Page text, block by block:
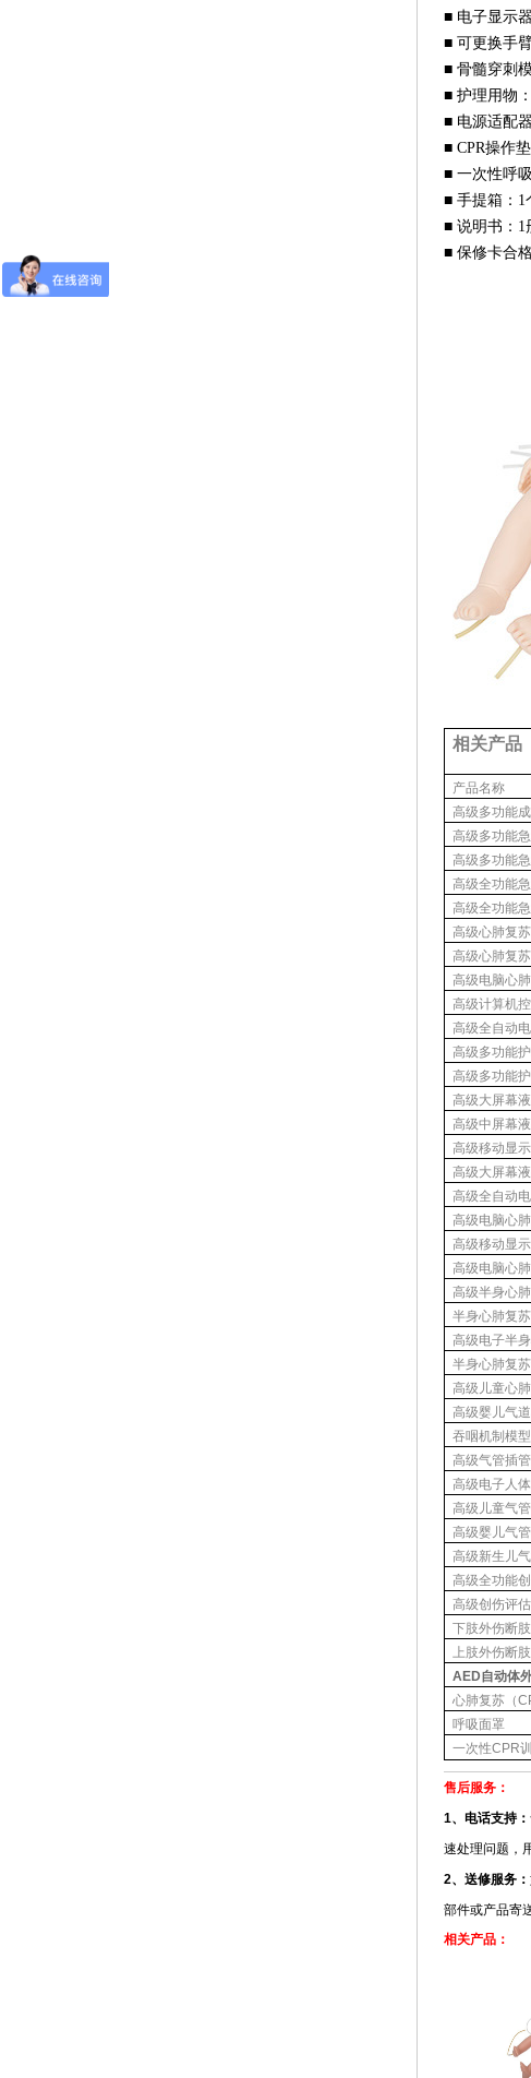
■ 电子显示
■ 可更换手
■ 骨髓穿刺
■ 护理用物
■ 电源适配
■ CPR操作
■ 一次性呼
■ 手提箱：1
■ 说明书：1
■ 保修卡合
相关产品
产品名称
高级多功能
高级多功能
高级多功能
高级全功能
高级全功能
高级心肺复苏
高级心肺复
高级电脑心
高级计算机
高级全自动
高级多功能
高级多功能
高级大屏幕
高级中屏幕
高级移动显
高级大屏幕
高级全自动
高级电脑心
高级移动显
高级电脑心
高级半身心
半身心肺复
高级电子半
半身心肺复
高级儿童心
高级婴儿气
吞咽机制模型
高级气管插
高级电子人
高级儿童气
高级婴儿气
高级新生儿
高级全功能
高级创伤评
下肢外伤断
上肢外伤断
AED自动体
心肺复苏（
呼吸面罩
一次性CPR
售后服务：
1、电话支持：
速处理问题，
2、送修服务：
部件或产品寄
相关产品：